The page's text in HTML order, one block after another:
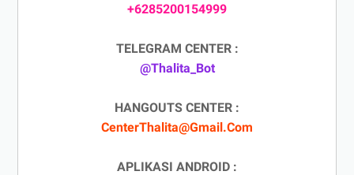
+6285200154999
TELEGRAM CENTER :
@Thalita_Bot
HANGOUTS CENTER :
CenterThalita@Gmail.Com
APLIKASI ANDROID :